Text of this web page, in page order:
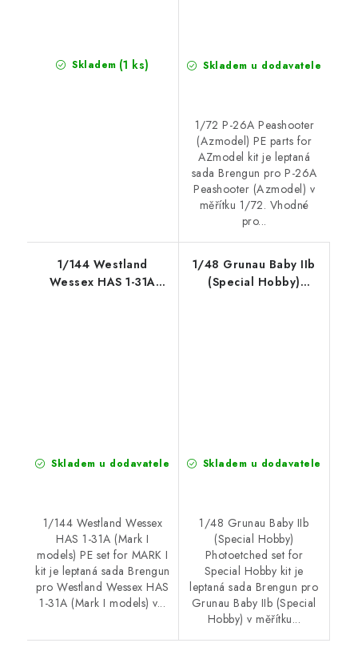
Skladem (1 ks) Skladem u dodavatele
1/72 P-26A Peashooter
(Azmodel) PE parts for
AZmodel kit je leptaná
sada Brengun pro P-26A
Peashooter (Azmodel) v
měřítku 1/72. Vhodné
pro...
1/144 Westland
Wessex HAS 1-31A
Skladem u dodavatele
1/144 Westland Wessex
HAS 1-31A (Mark I
models) PE set for MARK I
kit je leptaná sada Brengun
pro Westland Wessex HAS
1-31A (Mark I models) v...
1/48 Grunau Baby IIb
(Special Hobby)
Skladem u dodavatele
1/48 Grunau Baby IIb
(Special Hobby)
Photoetched set for
Special Hobby kit je
leptaná sada Brengun pro
Grunau Baby IIb (Special
Hobby) v měřítku...